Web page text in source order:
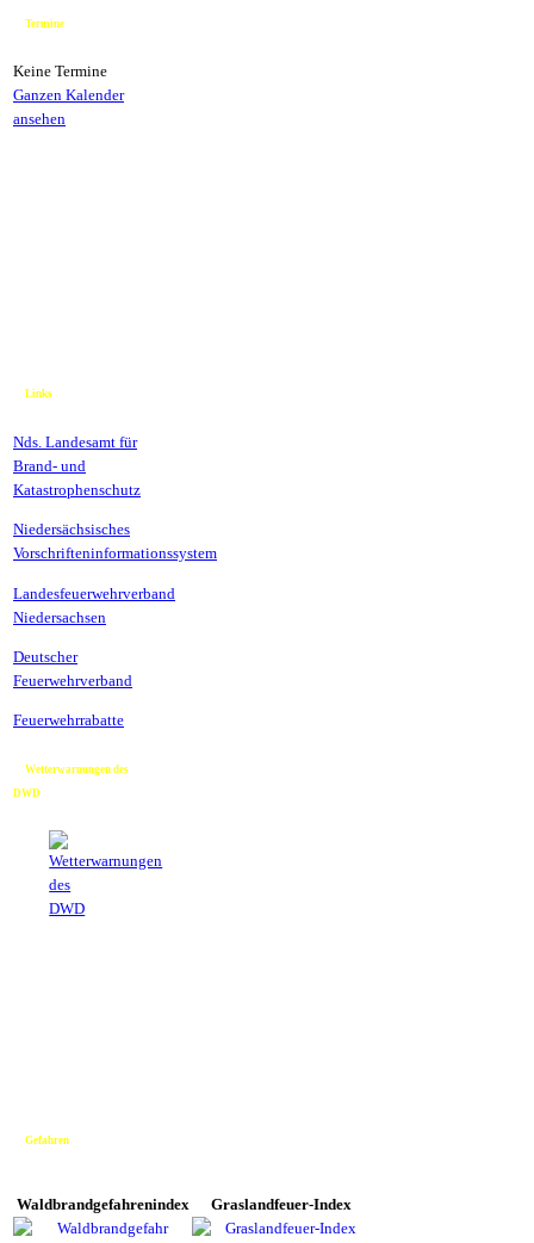
Termine
Keine Termine
Ganzen Kalender
ansehen
Links
Nds. Landesamt für
Brand- und
Katastrophenschutz
Niedersächsisches
Vorschrifteninformationssystem
Landesfeuerwehrverband
Niedersachsen
Deutscher
Feuerwehrverband
Feuerwehrrabatte
Wetterwarnungen des
DWD
Gefahren
Waldbrandgefahrenindex Graslandfeuer-Index